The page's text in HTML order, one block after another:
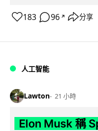
183 96 ↗ 分享
人工智能
Lawton 21 小時
Elon Musk 稱